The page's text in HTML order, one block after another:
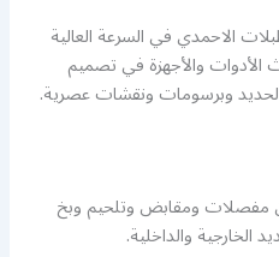
الاحمدي في السرعة العالية
الأدوات والأجهزة في تصميم
وبرسومات ونقشات عصرية.
من مفصلات ومقابض وتلحيم وبخ
الخارجية والداخلية.